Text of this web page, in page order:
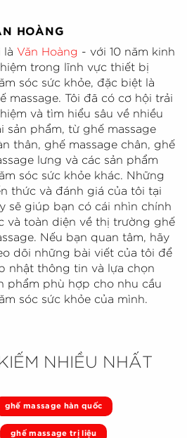
HOÀNG
là Văn Hoàng - với 10 năm kinh
trong lĩnh vực thiết bị
sóc sức khỏe, đặc biệt là
massage. Tôi đã có cơ hội trải
và tìm hiểu sâu về nhiều
sản phẩm, từ ghế massage
thân, ghế massage chân, ghế
lưng và các sản phẩm
sóc sức khỏe khác. Những
thức và đánh giá của tôi tại
sẽ giúp bạn có cái nhìn chính
và toàn diện về thị trường ghế
Nếu bạn quan tâm, hãy
dõi những bài viết của tôi để
nhật thông tin và lựa chọn
phẩm phù hợp cho nhu cầu
sóc sức khỏe của mình.
NHIỀU NHẤT
ghế massage hàn quốc
ghế massage trị liệu